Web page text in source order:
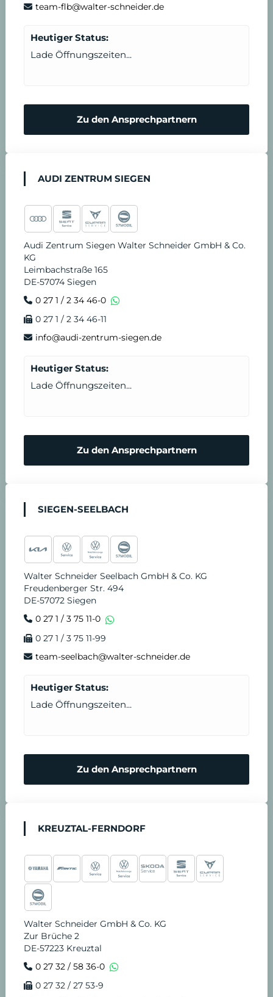
r
team-flb@walter-schneider.de
Heutiger Status:
Lade Öffnungszeiten...
Zu den Ansprechpartnern
AUDI ZENTRUM SIEGEN
Audi Zentrum Siegen Walter Schneider GmbH & Co.
KG
Leimbachstraße 165
DE-57074 Siegen
0 27 1 / 2 34 46-0
0 27 1 / 2 34 46-11
info@audi-zentrum-siegen.de
Heutiger Status:
Lade Öffnungszeiten...
Zu den Ansprechpartnern
SIEGEN-SEELBACH
Walter Schneider Seelbach GmbH & Co. KG
Freudenberger Str. 494
DE-57072 Siegen
0 27 1 / 3 75 11-0
0 27 1 / 3 75 11-99
team-seelbach@walter-schneider.de
Heutiger Status:
Lade Öffnungszeiten...
Zu den Ansprechpartnern
KREUZTAL-FERNDORF
Walter Schneider GmbH & Co. KG
Zur Brüche 2
DE-57223 Kreuztal
0 27 32 / 58 36-0
0 27 32 / 27 53-9